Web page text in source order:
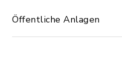
Öffentliche Anlagen